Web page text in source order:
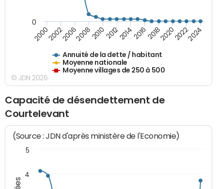
Annuité de la dette / habitant
Moyenne nationale
Moyenne villages de 250 à 500
200020022006200820102012201420162018202020222024
0
© JDN 2026
Capacité de désendettement de
Courtelevant
(Source : JDN d'après ministère de l'Economie)
4
5